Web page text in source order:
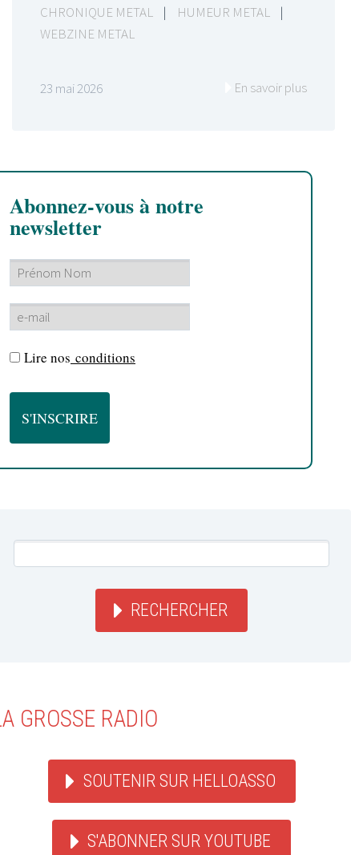
CHRONIQUE METAL | HUMEUR METAL
|
WEBZINE METAL
23 mai 2026 En savoir plus
Abonnez-vous à notre
newsletter
Lire nos conditions
RECHERCHER
GROSSE RADIO
SOUTENIR SUR HELLOASSO
S'ABONNER SUR YOUTUBE